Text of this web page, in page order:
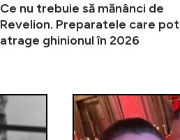
Ce nu trebuie să mănânci de
Revelion. Preparatele care pot
atrage ghinionul în 2026